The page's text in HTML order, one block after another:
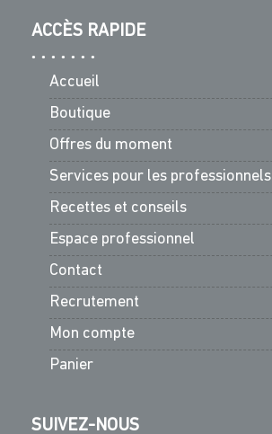
ACCÈS RAPIDE
Accueil
Boutique
Offres du moment
Services pour les professionnels
Recettes et conseils
Espace professionnel
Contact
Recrutement
Mon compte
Panier
SUIVEZ-NOUS